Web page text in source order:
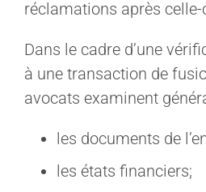
réclamations après celle-
Dans le cadre d’une
à une transaction de
avocats examinent
les documents de
les états financiers;